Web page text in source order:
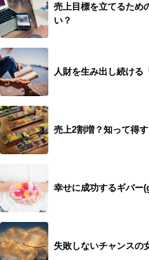
売上目標を立てるため
い？
人財を生み出し続ける
売上2割増？知って得
幸せに成功するギバー
失敗しないチャンスの